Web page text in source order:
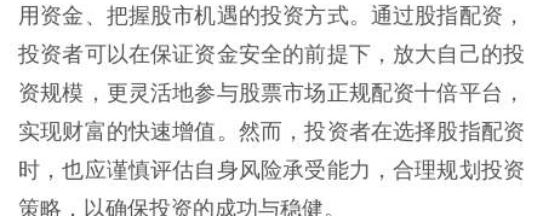
用资金、把握股市机遇的投资方式。通过股指配资，
投资者可以在保证资金安全的前提下，放大自己的投
资规模，更灵活地参与股票市场正规配资十倍平台，
实现财富的快速增值。然而，投资者在选择股指配资
时，也应谨慎评估自身风险承受能力，合理规划投资
策略，以确保投资的成功与稳健。